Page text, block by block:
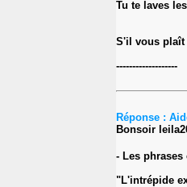
Tu te laves
S'il vous plaît
-------------------
Réponse :
Bonsoir
- Les
"L'intrépide